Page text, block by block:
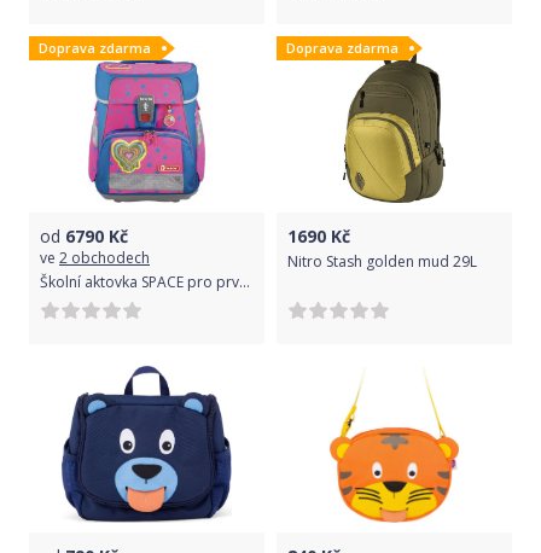
Doprava zdarma
od 6790 Kč
ve 2 obchodech
Školní aktovka SPACE pro prvňáčky - 5-dílný set, Step by Step NEON Srdce, certifikát AGR
Doprava zdarma
1690 Kč
Nitro Stash golden mud 29L